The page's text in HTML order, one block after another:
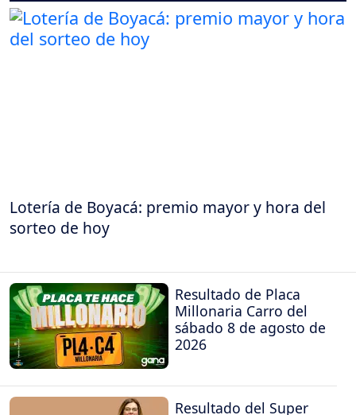
Lotería de Boyacá: premio mayor y hora del
sorteo de hoy
Resultado de Placa
Millonaria Carro del
sábado 8 de agosto de
2026
Resultado del Super